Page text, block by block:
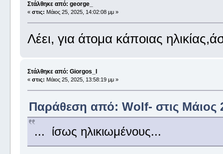
Στάλθηκε από: george_
« στις: Μάιος 25, 2025, 14:02:08 μμ »
Λέει, για άτομα κάποιας
Στάλθηκε από: Giorgos_I
« στις: Μάιος 25, 2025, 13:58:19 μμ »
Παράθεση από: Wolf- στις Μάιος
... ίσως ηλικιωμένους...